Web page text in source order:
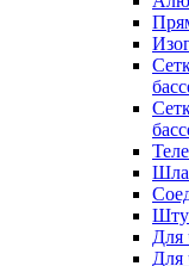
Для
Для